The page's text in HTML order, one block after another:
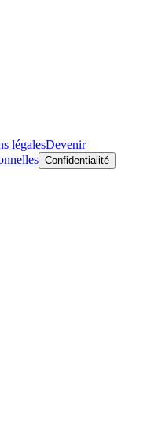
légalesDevenir
Confidentialité